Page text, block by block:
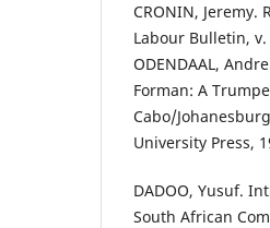
CRONIN, Jeremy.
Labour Bulletin, v.
ODENDAAL,
Forman: A
Cabo/
University Press,
DADOO, Yusuf.
South African